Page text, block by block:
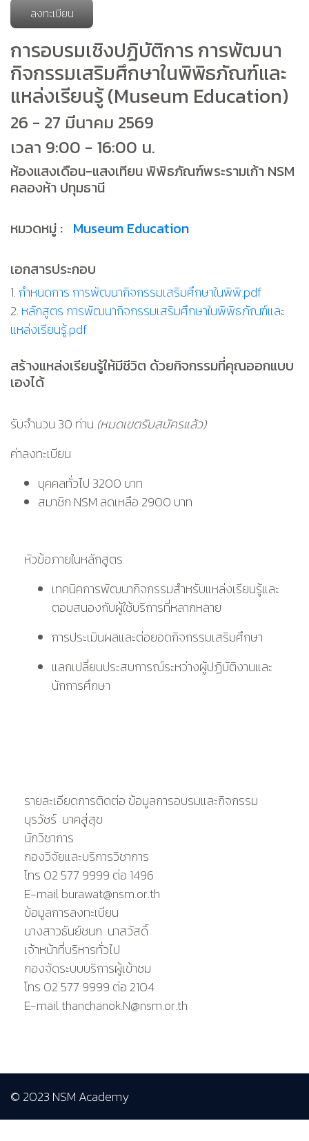
ลงทะเบียน
การอบรมเชิงปฏิบัติการ การพัฒนา
กิจกรรมเสริมศึกษาในพิพิธภัณฑ์และ
แหล่งเรียนรู้ (Museum Education)
26 - 27 มีนาคม 2569
เวลา 9:00 - 16:00 น.
ห้องแสงเดือน-แสงเทียน พิพิธภัณฑ์พระรามเก้า NSM
คลองห้า ปทุมธานี
หมวดหมู่ : Museum Education
เอกสารประกอบ
1. กำหนดการ การพัฒนากิจกรรมเสริมศึกษาในพิพิ.pdf
2. หลักสูตร การพัฒนากิจกรรมเสริมศึกษาในพิพิธภัณฑ์และ
แหล่งเรียนรู้.pdf
สร้างแหล่งเรียนรู้ให้มีชีวิต ด้วยกิจกรรมที่คุณออกแบบ
เองได้
รับจำนวน 30 ท่าน (หมดเขตรับสมัครแล้ว)
ค่าลงทะเบียน
บุคคลทั่วไป 3200 บาท
สมาชิก NSM ลดเหลือ 2900 บาท
หัวข้อภายในหลักสูตร
เทคนิคการพัฒนากิจกรรมสำหรับแหล่งเรียนรู้และ
ตอบสนองกับผู้ใช้บริการที่หลากหลาย
การประเมินผลและต่อยอดกิจกรรมเสริมศึกษา
แลกเปลี่ยนประสบการณ์ระหว่างผู้ปฏิบัติงานและ
นักการศึกษา
รายละเอียดการติดต่อ ข้อมูลการอบรมและกิจกรรม
บุรวัชร์ นาคสู่สุข
นักวิชาการ
กองวิจัยและบริการวิชาการ
โทร 02 577 9999 ต่อ 1496
E-mail burawat@nsm.or.th
ข้อมูลการลงทะเบียน
นางสาวธันย์ชนก นาสวัสดิ์
เจ้าหน้าที่บริหารทั่วไป
กองจัดระบบบริการผู้เข้าชม
โทร 02 577 9999 ต่อ 2104
E-mail thanchanok.N@nsm.or.th
© 2023 NSM Academy